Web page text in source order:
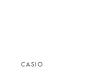
CASIO